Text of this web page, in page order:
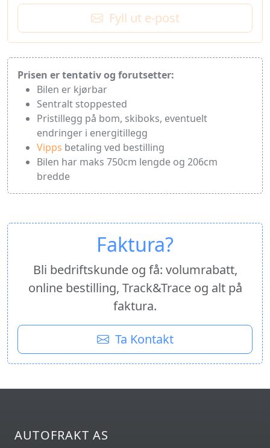
Fyll ut e-post
Prisen er tentativ og forutsetter:
Bilen er kjørbar
Sentralt stoppested
Pristillegg på bom, skiboks, eventuelt
endringer i energitillegg
Vipps betaling ved bestilling
Bilen har maks 750cm lengde og 206cm
bredde
Faktura?
Bli bedriftskunde og få: volumrabatt,
online bestilling, Track&Trace og alt på
faktura.
Ta Kontakt
AUTOFRAKT AS